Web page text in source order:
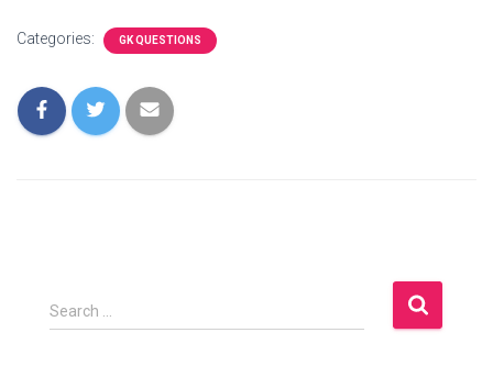
Categories: GK QUESTIONS
S
e
Search …